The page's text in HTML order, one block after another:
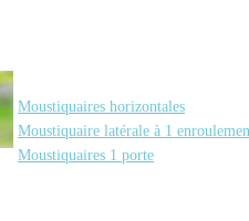
Moustiquaires horizontales
Moustiquaire latérale à 1
Moustiquaires 1 porte